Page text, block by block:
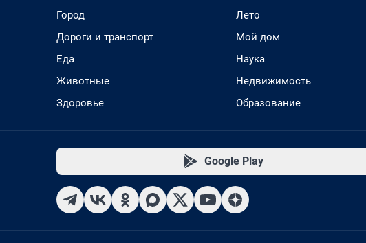
Город
Дороги и транспорт
Еда
Животные
Здоровье
Лето
Мой дом
Наука
Недвижимость
Образование
Google Play